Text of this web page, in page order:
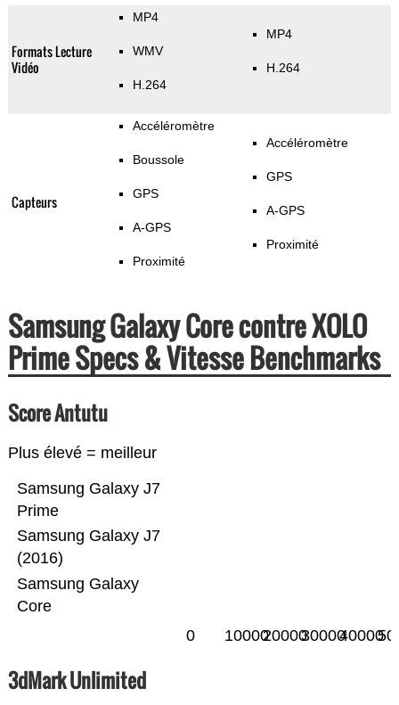
Formats Lecture
Vidéo
MP4
WMV
H.264
MP4
H.264
Capteurs
Accéléromètre
Boussole
GPS
A-GPS
Proximité
Accéléromètre
GPS
A-GPS
Proximité
Samsung Galaxy Core contre XOLO
Prime Specs & Vitesse Benchmarks
Score Antutu
Plus élevé = meilleur
Samsung Galaxy
Core
Samsung Galaxy J7
(2016)
Samsung Galaxy J7
Prime
0 10000200003000040000
3dMark Unlimited